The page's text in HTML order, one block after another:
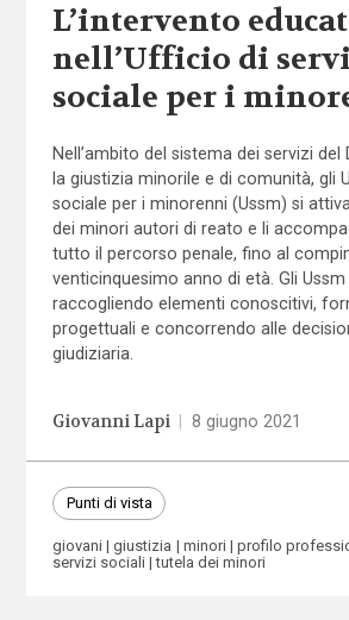
L’intervento
nell’Ufficio di
sociale per i
Nell’ambito del sistema dei servizi
la giustizia minorile e di comunità, gli
sociale per i minorenni (Ussm) si
dei minori autori di reato e li
tutto il percorso penale, fino al
venticinquesimo anno di età. Gli
raccogliendo elementi conoscitivi,
progettuali e concorrendo alle
giudiziaria.
Giovanni Lapi 8 giugno 2021
Punti di vista
giovani giustizia minori
profilo
servizi sociali
tutela dei minori